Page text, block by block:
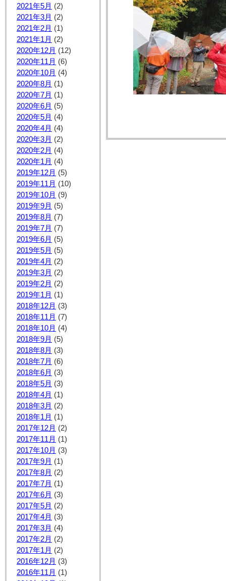
2021年5月 (2)
2021年3月 (2)
2021年2月 (1)
2021年1月 (2)
2020年12月 (12)
2020年11月 (6)
2020年10月 (4)
2020年8月 (1)
2020年7月 (1)
2020年6月 (5)
2020年5月 (4)
2020年4月 (4)
2020年3月 (2)
2020年2月 (4)
2020年1月 (4)
2019年12月 (5)
2019年11月 (10)
2019年10月 (9)
2019年9月 (5)
2019年8月 (7)
2019年7月 (7)
2019年6月 (5)
2019年5月 (5)
2019年4月 (2)
2019年3月 (2)
2019年2月 (2)
2019年1月 (1)
2018年12月 (3)
2018年11月 (7)
2018年10月 (4)
2018年9月 (5)
2018年8月 (3)
2018年7月 (6)
2018年6月 (3)
2018年5月 (3)
2018年4月 (1)
2018年3月 (2)
2018年1月 (1)
2017年12月 (2)
2017年11月 (1)
2017年10月 (3)
2017年9月 (1)
2017年8月 (2)
2017年7月 (1)
2017年6月 (3)
2017年5月 (2)
2017年4月 (3)
2017年3月 (4)
2017年2月 (2)
2017年1月 (2)
2016年12月 (3)
2016年11月 (1)